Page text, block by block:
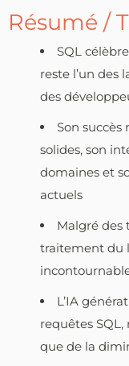
Résumé /
SQL
reste l’un des
des
Son succès
solides, son
domaines et
actuels
Malgré des
traitement du
L’IA
requêtes
que de la